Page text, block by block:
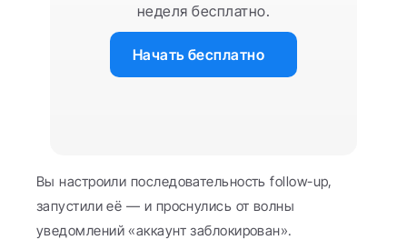
неделя бесплатно.
Начать бесплатно
Вы настроили последовательность follow-up,
запустили её — и проснулись от волны
уведомлений «аккаунт заблокирован».